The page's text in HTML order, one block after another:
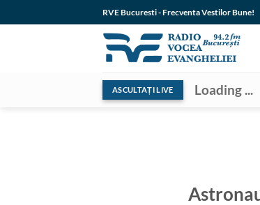
to
RVE Bucuresti - Frecventa Vestilor Bune!
ASCULTAȚI LIVE Loading ...